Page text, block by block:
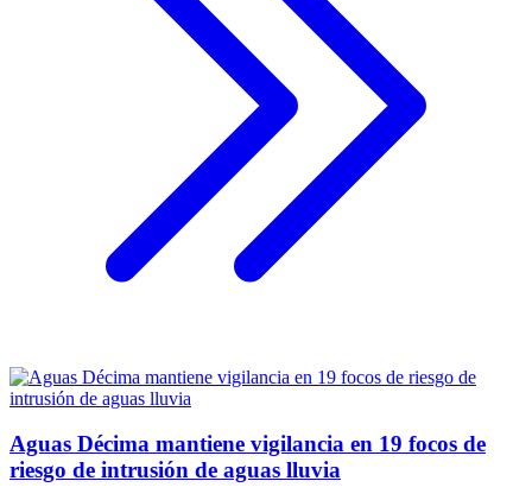
Aguas Décima mantiene vigilancia en 19 focos de
riesgo de intrusión de aguas lluvia